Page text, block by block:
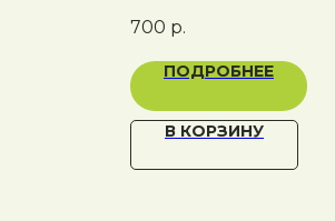
700 р.
ПОДРОБНЕЕ
В КОРЗИНУ